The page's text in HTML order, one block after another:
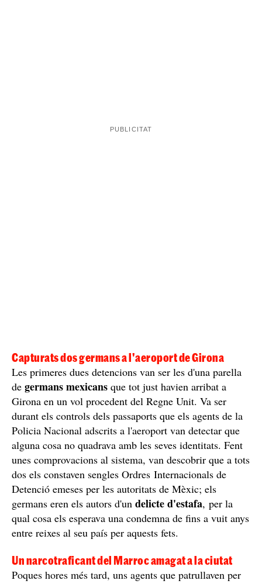
Capturats dos germans a l'aeroport de Girona
Les primeres dues detencions van ser les d'una parella
de germans mexicans que tot just havien arribat a
Girona en un vol procedent del Regne Unit. Va ser
durant els controls dels passaports que els agents de la
Policia Nacional adscrits a l'aeroport van detectar que
alguna cosa no quadrava amb les seves identitats. Fent
unes comprovacions al sistema, van descobrir que a tots
dos els constaven sengles Ordres Internacionals de
Detenció emeses per les autoritats de Mèxic; els
germans eren els autors d'un delicte d'estafa, per la
qual cosa els esperava una condemna de fins a vuit anys
entre reixes al seu país per aquests fets.
Un narcotraficant del Marroc amagat a la ciutat
Poques hores més tard, uns agents que patrullaven per